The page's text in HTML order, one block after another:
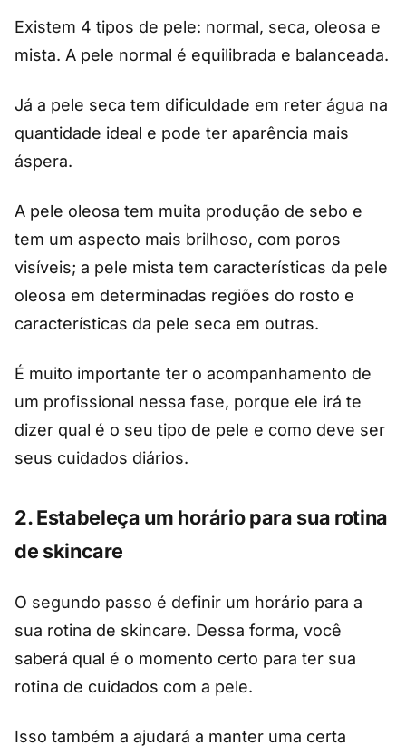
Existem 4 tipos de pele: normal, seca, oleosa e
mista. A pele normal é equilibrada e balanceada.
Já a pele seca tem dificuldade em reter água na
quantidade ideal e pode ter aparência mais
áspera.
A pele oleosa tem muita produção de sebo e
tem um aspecto mais brilhoso, com poros
visíveis; a pele mista tem características da pele
oleosa em determinadas regiões do rosto e
características da pele seca em outras.
É muito importante ter o acompanhamento de
um profissional nessa fase, porque ele irá te
dizer qual é o seu tipo de pele e como deve ser
seus cuidados diários.
2. Estabeleça um horário para sua rotina
de skincare
O segundo passo é definir um horário para a
sua rotina de skincare. Dessa forma, você
saberá qual é o momento certo para ter sua
rotina de cuidados com a pele.
Isso também a ajudará a manter uma certa